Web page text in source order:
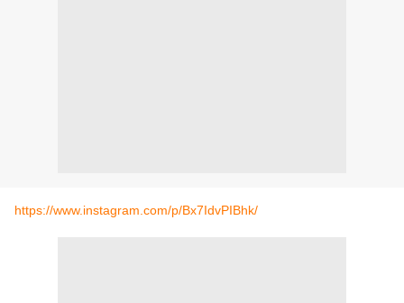
https://www.instagram.com/p/Bx7IdvPIBhk/